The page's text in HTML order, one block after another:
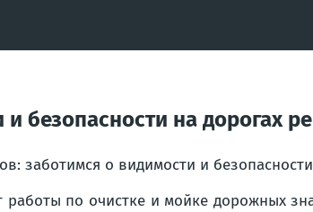
безопасности на дорогах
заботимся о видимости и
по очистке и мойке дорожных